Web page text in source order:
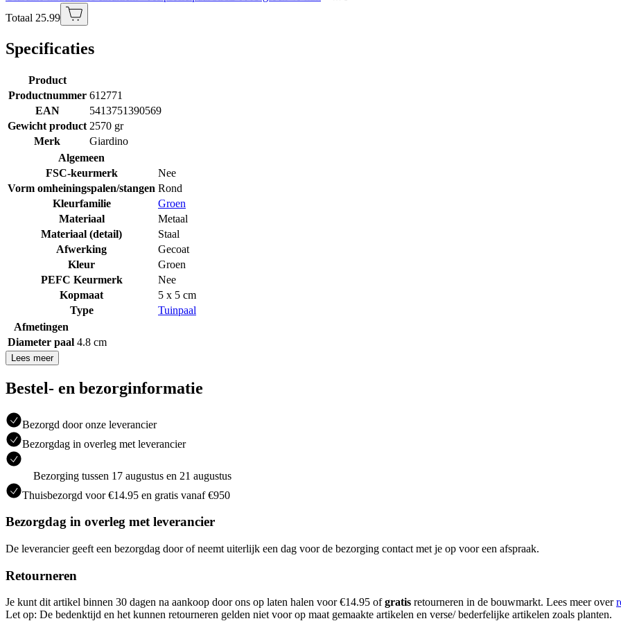
Totaal 25.99
Specificaties
Product
Productnummer 612771
EAN
5413751390569
Gewicht product 2570 gr
Merk
Giardino
Algemeen
FSC-keurmerk
Nee
Vorm omheiningspalen/stangen Rond
Kleurfamilie
Groen
Materiaal
Metaal
Materiaal (detail)
Staal
Afwerking
Gecoat
Kleur
Groen
PEFC Keurmerk
Nee
Kopmaat
5 x 5 cm
Type
Tuinpaal
Afmetingen
Diameter paal 4.8 cm
Lees meer
Bestel- en bezorginformatie
Bezorgd door onze leverancier
Bezorgdag in overleg met leverancier
Bezorging tussen 17 augustus en 21 augustus
Thuisbezorgd voor €14.95 en gratis vanaf €950
Bezorgdag in overleg met leverancier
De leverancier geeft een bezorgdag door of neemt uiterlijk een dag voor de bezorging contact met je op voor een afspraak.
Retourneren
Je kunt dit artikel binnen 30 dagen na aankoop door ons op laten halen voor €14.95 ofgratis retourneren in de bouwmarkt. Lees meer over
Let op: De bedenktijd en het kunnen retourneren gelden niet voor op maat gemaakte artikelen en verse/ bederfelijke artikelen zoals planten.